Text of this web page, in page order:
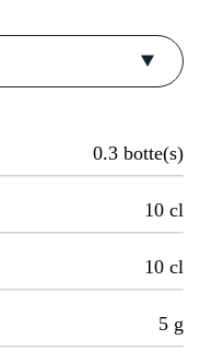
0.3 botte(s)
10 cl
10 cl
5 g